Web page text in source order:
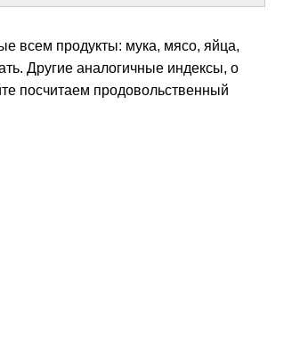
всем продукты: мука, мясо, яйца,
Другие аналогичные индексы, о
посчитаем продовольственный